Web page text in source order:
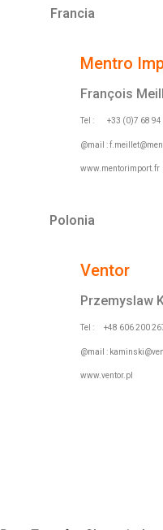
Francia
Mentro
François
Tel : +33 (0)7 68 94
@mail :
www.mentorimport.fr
Polonia
Ventor
Przemyslaw
Tel : +48 606 200
@mail :
www.ventor.pl